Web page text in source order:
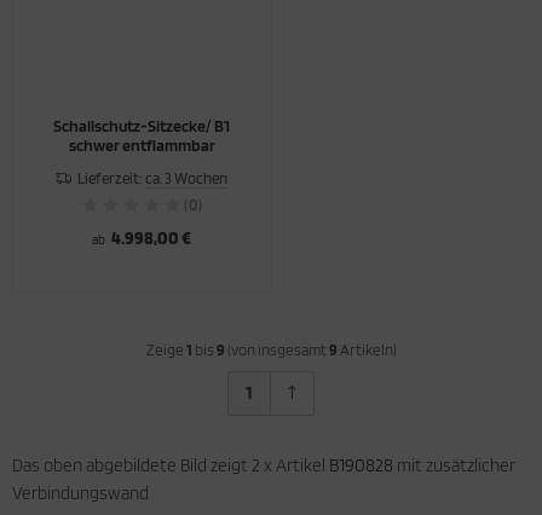
Schallschutz-Sitzecke/ B1
schwer entflammbar
Lieferzeit: ca. 3 Wochen
(0)
ab 4.998,00 €
Zeige 1 bis 9 (von insgesamt 9 Artikeln)
1
Das oben abgebildete Bild zeigt 2 x Artikel B190828 mit zusätzlicher
Verbindungswand